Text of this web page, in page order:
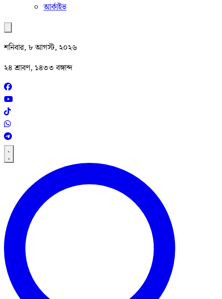
আর্কাইভ
শনিবার, ৮ আগস্ট, ২০২৬
২৪ শ্রাবণ, ১৪৩৩ বঙ্গাব্দ